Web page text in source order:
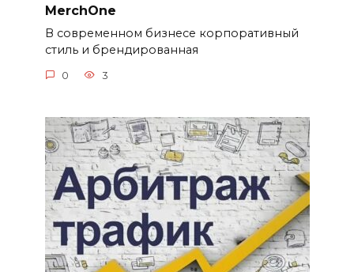
MerchOne
В современном бизнесе корпоративный
стиль и брендированная
0 3